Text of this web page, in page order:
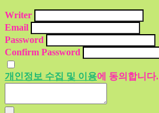
Writer
Email
Password
Confirm Password
개인정보 수집 및 이용에 동의합니다.